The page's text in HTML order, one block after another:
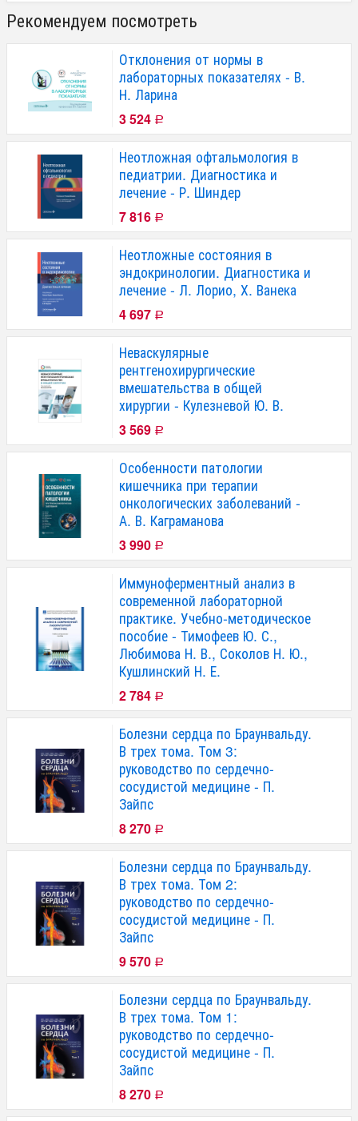
Рекомендуем посмотреть
Отклонения от нормы в
лабораторных показателях - В.
Н. Ларина
3 524 Р
Неотложная офтальмология в
педиатрии. Диагностика и
лечение - Р. Шиндер
7 816 Р
Неотложные состояния в
эндокринологии. Диагностика и
лечение - Л. Лорио, Х. Ванека
4 697 Р
Неваскулярные
рентгенохирургические
вмешательства в общей
хирургии - Кулезневой Ю. В.
3 569 Р
Особенности патологии
кишечника при терапии
онкологических заболеваний -
А. В. Каграманова
3 990 Р
Иммуноферментный анализ в
современной лабораторной
практике. Учебно-методическое
пособие - Тимофеев Ю. С.,
Любимова Н. В., Соколов Н. Ю.,
Кушлинский Н. Е.
2 784 Р
Болезни сердца по Браунвальду.
В трех тома. Том 3:
руководство по сердечно-
сосудистой медицине - П.
Зайпс
8 270 Р
Болезни сердца по Браунвальду.
В трех тома. Том 2:
руководство по сердечно-
сосудистой медицине - П.
Зайпс
9 570 Р
Болезни сердца по Браунвальду.
В трех тома. Том 1:
руководство по сердечно-
сосудистой медицине - П.
Зайпс
8 270 Р